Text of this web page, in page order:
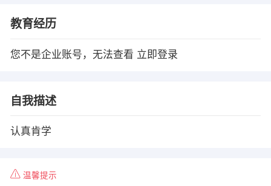
教育经历
您不是企业账号，无法查看 立即登录
自我描述
认真肯学
温馨提示